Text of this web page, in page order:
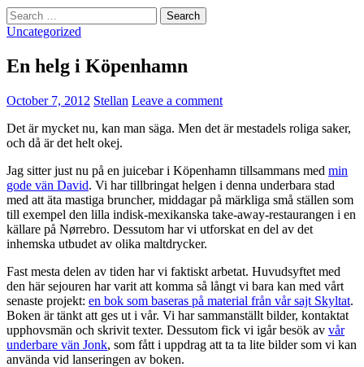
Search
for:
Uncategorized
En helg i Köpenhamn
October 7, 2012 Stellan Leave a comment
Det är mycket nu, kan man säga. Men det är mestadels roliga saker,
och då är det helt okej.
Jag sitter just nu på en juicebar i Köpenhamn tillsammans med min
gode vän David. Vi har tillbringat helgen i denna underbara stad
med att äta mastiga bruncher, middagar på märkliga små ställen som
till exempel den lilla indisk-mexikanska take-away-restaurangen i en
källare på Nørrebro. Dessutom har vi utforskat en del av det
inhemska utbudet av olika maltdrycker.
Fast mesta delen av tiden har vi faktiskt arbetat. Huvudsyftet med
den här sejouren har varit att komma så långt vi bara kan med vårt
senaste projekt: en bok som baseras på material från vår sajt Skyltat.
Boken är tänkt att ges ut i vår. Vi har sammanställt bilder, kontaktat
upphovsmän och skrivit texter. Dessutom fick vi igår besök av vår
underbare vän Jonk, som fått i uppdrag att ta ta lite bilder som vi kan
använda vid lanseringen av boken.